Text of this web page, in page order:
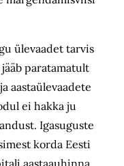
ülevaadet tarvis
paratamatult
aastaülevaadete
ei hakka ju
Igasuguste
korda Eesti
aastaauhinna